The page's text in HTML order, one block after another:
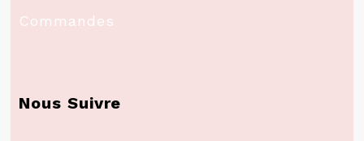
Commandes
Nous Suivre